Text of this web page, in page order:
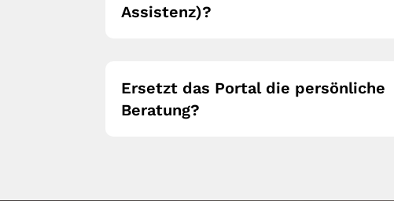
Assistenz)?
Ersetzt das Portal die persönliche
Beratung?